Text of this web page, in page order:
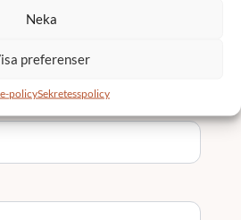
Neka
preferenser
policySekretesspolicy